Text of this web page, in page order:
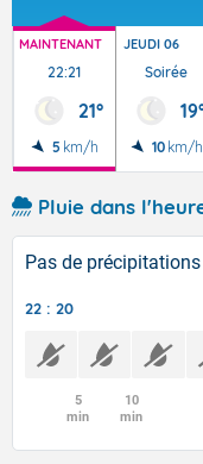
MAINTENANT
22:21
21°
5 km/h
JEUDI 06
Soirée
10 km/h
Pluie dans
Pas de précipitations
22 : 20
5
min
10
min